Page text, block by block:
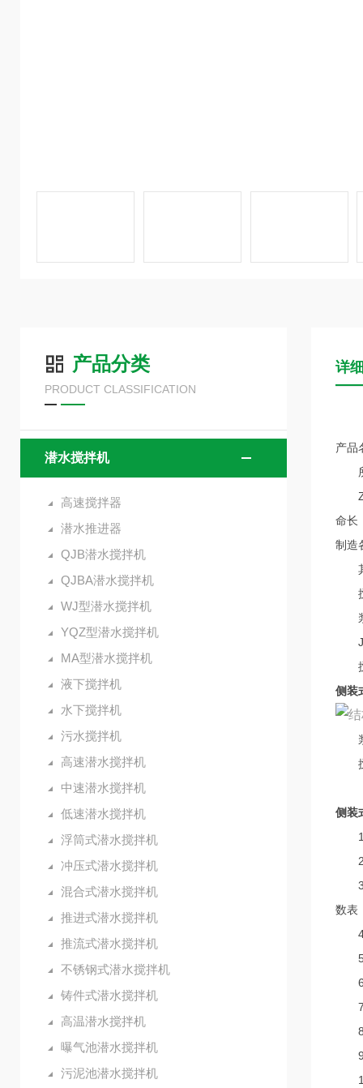
产品分类
PRODUCT CLASSIFICATION
潜水搅拌机
高速搅拌器
潜水推进器
QJB潜水搅拌机
QJBA潜水搅拌机
WJ型潜水搅拌机
YQZ型潜水搅拌机
MA型潜水搅拌机
液下搅拌机
水下搅拌机
污水搅拌机
高速潜水搅拌机
中速潜水搅拌机
低速潜水搅拌机
浮筒式潜水搅拌机
冲压式潜水搅拌机
混合式潜水搅拌机
推进式潜水搅拌机
推流式潜水搅拌机
不锈钢式潜水搅拌机
铸件式潜水搅拌机
高温潜水搅拌机
曝气池潜水搅拌机
污泥池潜水搅拌机
详
产品
所
命长
制造
其
搅
浆
搅
侧装
浆
搅
侧装
1、
2、
3、
数表
4、
5、
6、
7、
8、
9、
10